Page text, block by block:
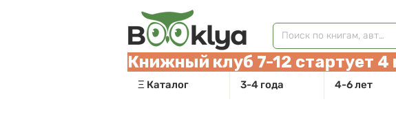
Ξ Каталог 3-4 года 4-6 лет
Книжный клуб 7-12 стартует 4